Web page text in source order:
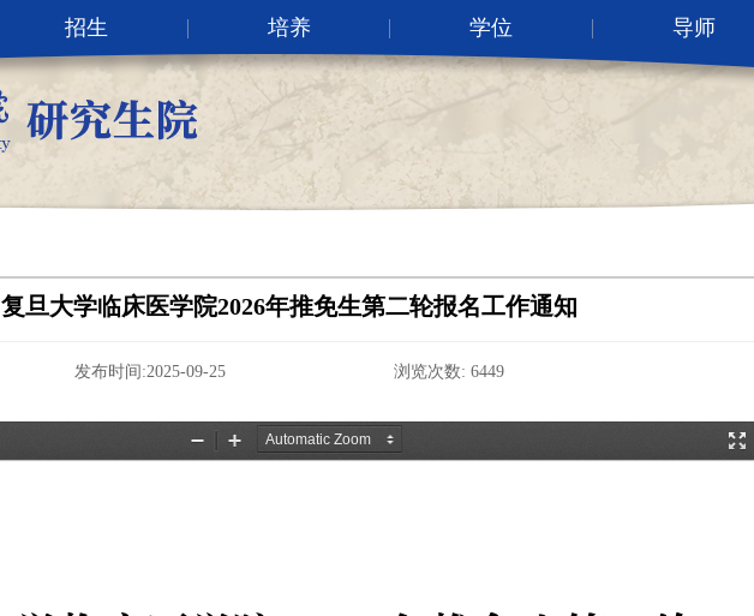
招生 培养 学位 导师
复旦大学临床医学院2026年推免生第二轮报名工作通知
发布时间:2025-09-25 浏览次数: 6449